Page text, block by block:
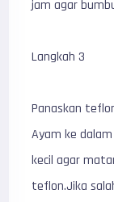
jam agar
Langkah 3
Panaskan
Ayam ke
kecil agar
teflon.Jika